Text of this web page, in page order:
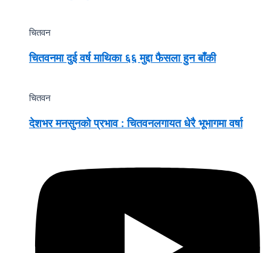
चितवन
चितवनमा दुई वर्ष माथिका ६६ मुद्दा फैसला हुन बाँकी
चितवन
देशभर मनसुनको प्रभाव : चितवनलगायत धेरै भूभागमा वर्षा